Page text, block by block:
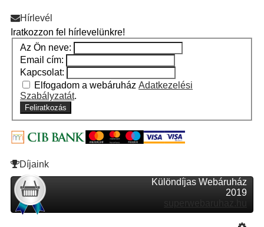
Hírlevél
Iratkozzon fel hírlevelünkre!
Az Ön neve:
Email cím:
Kapcsolat:
Elfogadom a webáruház Adatkezelési
Szabályzatát.
Feliratkozás
Díjaink
Különdíjas Webáruház
2019